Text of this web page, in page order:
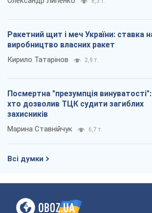
Ракетний щит і меч України: ставка
виробництво власних ракет
Кирило Татарінов 2,9 т.
Посмертна "презумпція винуватості":
хто дозволив ТЦК судити загиблих
захисників
Марина Ставнійчук 6,7 т.
Всі думки